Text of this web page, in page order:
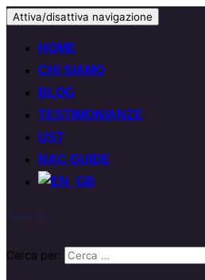
Attiva/disattiva navigazione
HOME
CHI SIAMO
BLOG
TESTIMONIANZE
UST
NAC GUIDE
Cerca per: